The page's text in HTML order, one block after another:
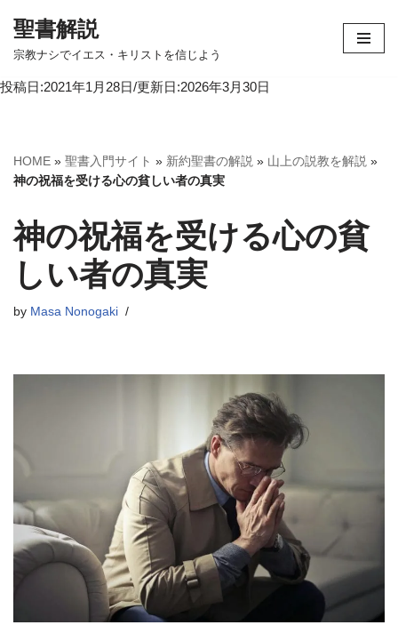
コ
テ
へ
ス
ッ
プ
聖書解説
宗教ナシでイエス・キリストを信じよう
投稿日:2021年1月28日/更新日:2026年3月30日
HOME » 聖書入門サイト » 新約聖書の解説 » 山上の説教を解説 »
神の祝福を受ける心の貧しい者の真実
神の祝福を受ける心の貧
しい者の真実
by Masa Nonogaki